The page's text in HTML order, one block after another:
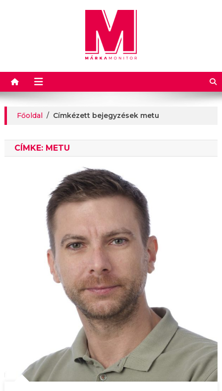
Márkamonitor
Főoldal / Címkézett bejegyzések metu
CÍMKE: METU